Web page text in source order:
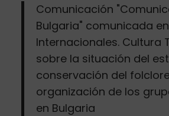
Comunicación
Bulgaria" comunicada
Internacionales. Cultura
sobre la situación del
conservación del
organización de los
en Bulgaria